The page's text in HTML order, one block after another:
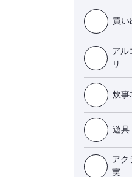
買い
アル
リ
炊事
遊具
アク
実